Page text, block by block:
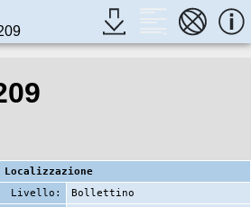
Localizzazione
Livello:
Bollettino